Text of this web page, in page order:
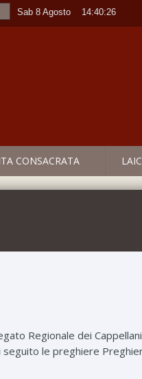
Sab 8 Agosto 14:40:26
CONSACRATA
Regionale dei Cappellani
seguito le preghiere